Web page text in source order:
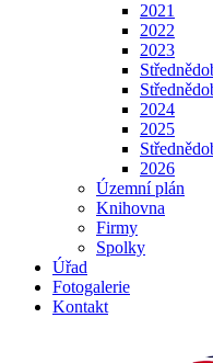
2021
2022
2023
2024
2025
2026
Územní plán
Knihovna
Firmy
Spolky
Úřad
Fotogalerie
Kontakt